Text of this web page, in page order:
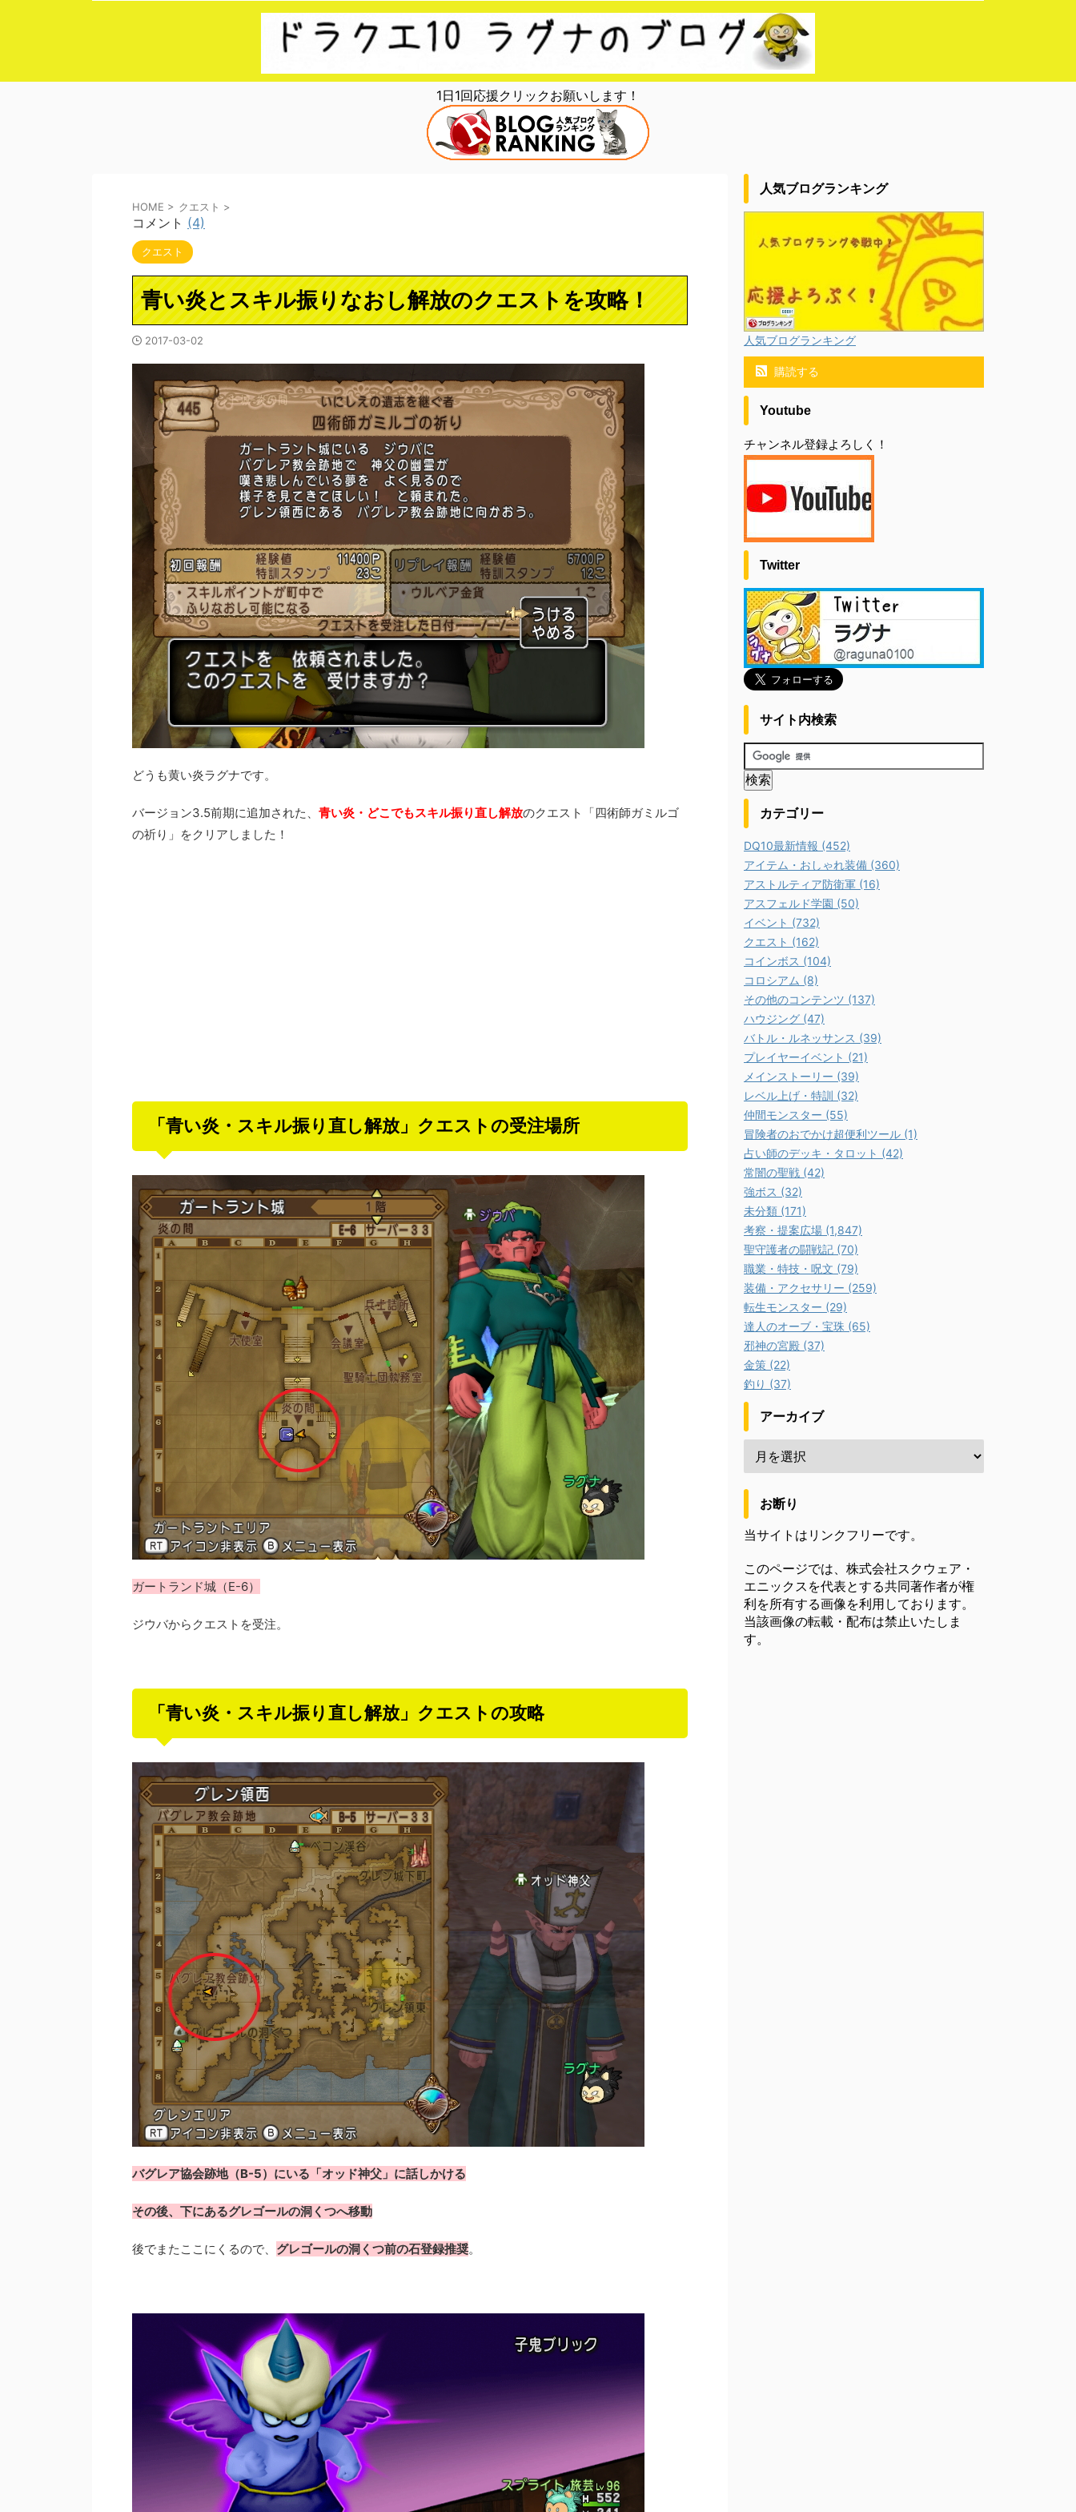
1日1回応援クリックお願いします！
HOME > クエスト >
コメント (4)
クエスト
青い炎とスキル振りなおし解放のクエストを攻略！
2017-03-02
どうも黄い炎ラグナです。
バージョン3.5前期に追加された、 青い炎・どこでもスキル振り直し解放のクエスト「四術師ガミルゴ
の祈り」をクリアしました！
「青い炎・スキル振り直し解放」クエストの受注場所
ガートランド城（E-6）
ジウバからクエストを受注。
「青い炎・スキル振り直し解放」クエストの攻略
バグレア協会跡地（B-5）にいる「オッド神父」に話しかける
その後、下にあるグレゴールの洞くつへ移動
後でまたここにくるので、 グレゴールの洞くつ前の石登録推奨。
人気ブログランキング
人気ブログランキング
購読する
Youtube
チャンネル登録よろしく！
Twitter
サイト内検索
カテゴリー
DQ10最新情報 (452)
アイテム・おしゃれ装備 (360)
アストルティア防衛軍 (16)
アスフェルド学園 (50)
イベント (732)
クエスト (162)
コインボス (104)
コロシアム (8)
その他のコンテンツ (137)
ハウジング (47)
バトル・ルネッサンス (39)
プレイヤーイベント (21)
メインストーリー (39)
レベル上げ・特訓 (32)
仲間モンスター (55)
冒険者のおでかけ超便利ツール (1)
占い師のデッキ・タロット (42)
常闇の聖戦 (42)
強ボス (32)
未分類 (171)
考察・提案広場 (1,847)
聖守護者の闘戦記 (70)
職業・特技・呪文 (79)
装備・アクセサリー (259)
転生モンスター (29)
達人のオーブ・宝珠 (65)
邪神の宮殿 (37)
金策 (22)
釣り (37)
アーカイブ
お断り
当サイトはリンクフリーです。
このページでは、株式会社スクウェア・
エニックスを代表とする共同著作者が権
利を所有する画像を利用しております。
当該画像の転載・配布は禁止いたしま
す。